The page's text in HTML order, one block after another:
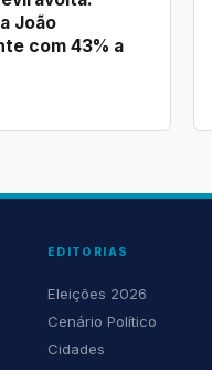
João
com 43% a
EDITORIAS
Eleições 2026
Cenário Político
Cidades